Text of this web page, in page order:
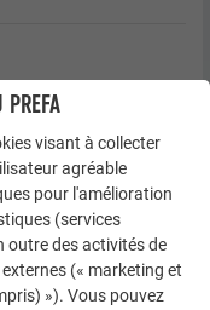
visant à collecter
agréable
pour l'amélioration
(services
outre des activités de
(« marketing et
»). Vous pouvez